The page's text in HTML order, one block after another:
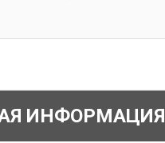
ИНФОРМАЦИЯ